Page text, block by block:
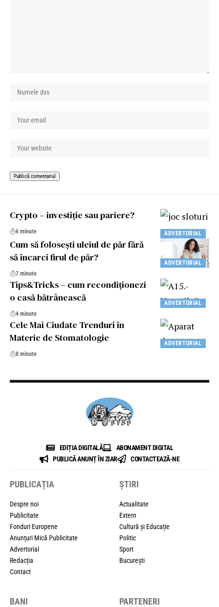
ADVERTORIAL
Crypto – investiție sau pariere?
6 minute
ADVERTORIAL
Cum să folosești uleiul de păr fără
să încarci firul de păr?
7 minute
ADVERTORIAL
Tips&Tricks – cum recondiționezi
o casă bătrânească
4 minute
ADVERTORIAL
Cele Mai Ciudate Trenduri în
Materie de Stomatologie
8 minute
EDIȚIA DIGITALĂ
ABONAMENT DIGITAL
PUBLICĂ ANUNȚ ÎN ZIAR
CONTACTEAZĂ-NE
PUBLICAȚIA
Despre noi
Publicitate
Fonduri Europene
Anunțuri Mică Publicitate
Advertorial
Redacția
Contact
ȘTIRI
Actualitate
Extern
Cultură și Educație
Politic
Sport
București
BANI PARTENERI